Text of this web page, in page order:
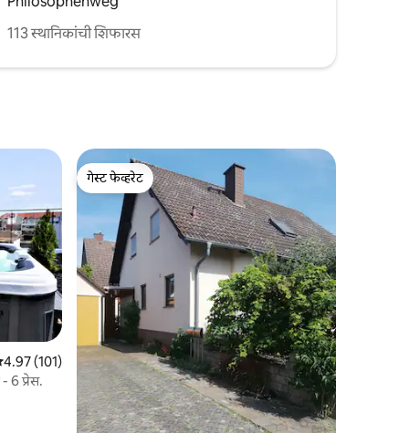
113 स्थानिकांची शिफारस
4.97 सरासरी रेटिंग, 101 रिव्ह्यूज
4.97 (101)
6 प्रेस.
गेस्ट फेव्हरेट
गेस्ट फेव्हरेट